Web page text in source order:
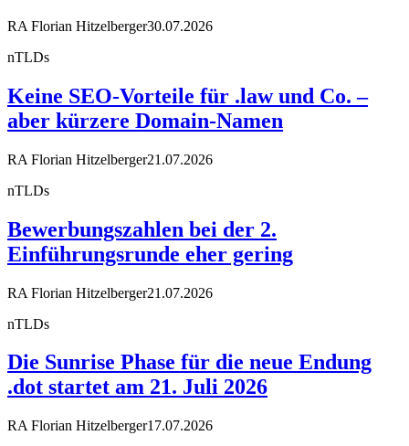
RA Florian Hitzelberger30.07.2026
nTLDs
Keine SEO-Vorteile für .law und Co. –
aber kürzere Domain-Namen
RA Florian Hitzelberger21.07.2026
nTLDs
Bewerbungszahlen bei der 2.
Einführungsrunde eher gering
RA Florian Hitzelberger21.07.2026
nTLDs
Die Sunrise Phase für die neue Endung
.dot startet am 21. Juli 2026
RA Florian Hitzelberger17.07.2026